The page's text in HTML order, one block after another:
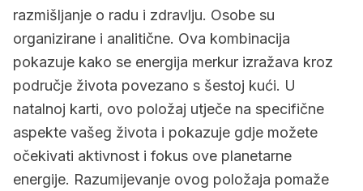
razmišljanje o radu i zdravlju. Osobe su
organizirane i analitične. Ova kombinacija
pokazuje kako se energija merkur izražava kroz
područje života povezano s šestoj kući. U
natalnoj karti, ovo položaj utječe na specifične
aspekte vašeg života i pokazuje gdje možete
očekivati aktivnost i fokus ove planetarne
energije. Razumijevanje ovog položaja pomaže